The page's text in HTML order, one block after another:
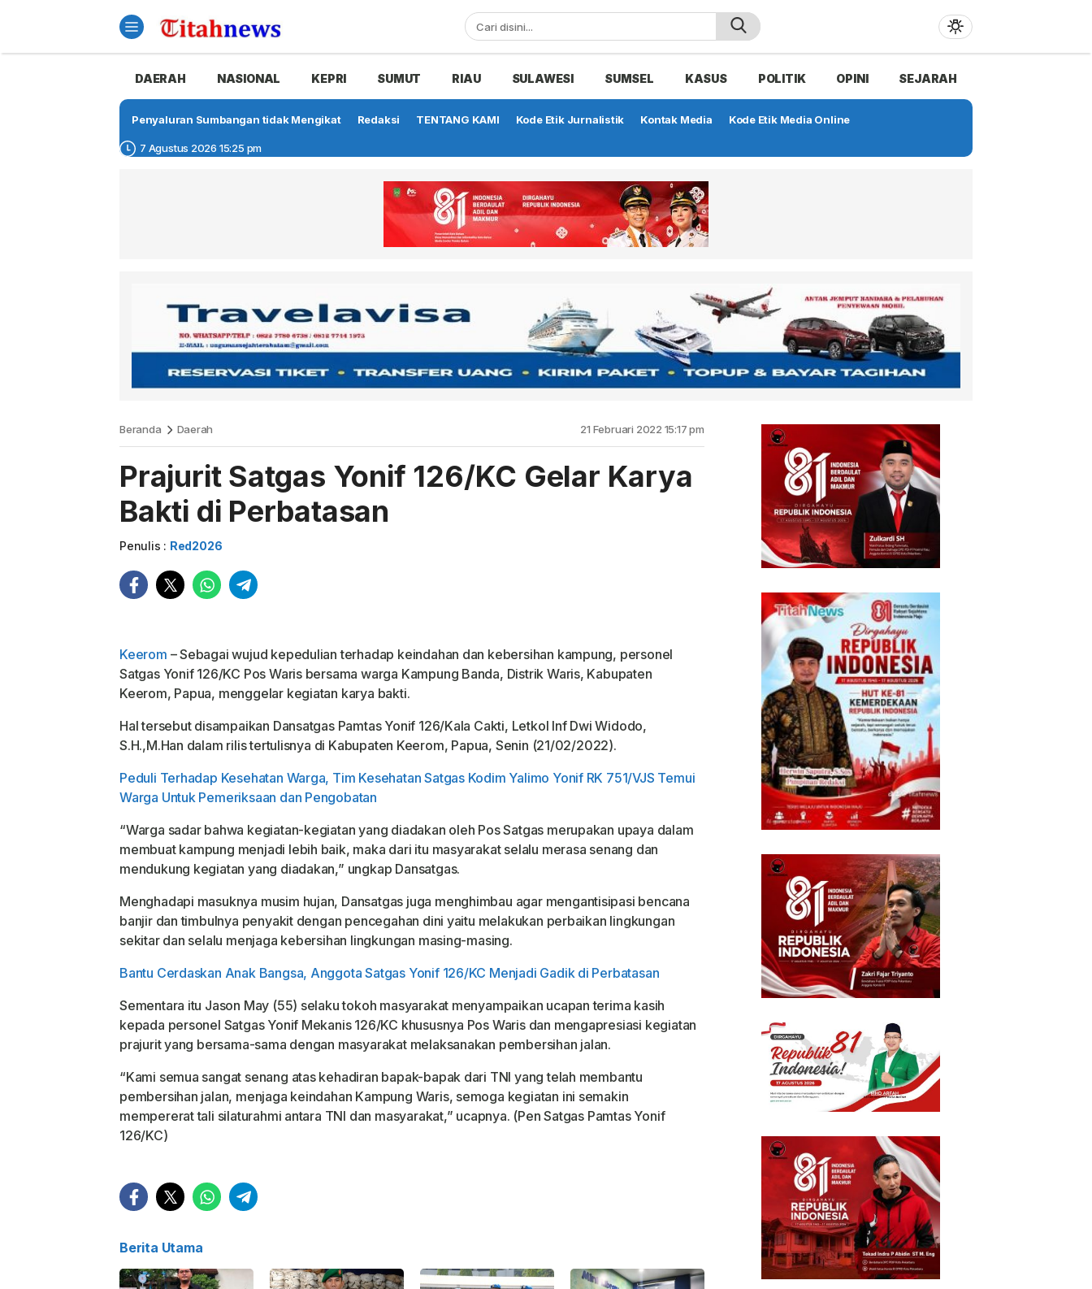
DAERAH NASIONAL KEPRI SUMUT RIAU SULAWESI SUMSEL KASUS POLITIK OPINI SEJARAH
Penyaluran Sumbangan tidak Mengikat Redaksi TENTANG KAMI Kode Etik Jurnalistik Kontak Media Kode Etik Media Online
7 Agustus 2026 15:25 pm
Beranda Daerah 21 Februari 2022 15:17 pm
Prajurit Satgas Yonif 126/KC Gelar Karya
Bakti di Perbatasan
Penulis : Red2026
Keerom – Sebagai wujud kepedulian terhadap keindahan dan kebersihan kampung, personel
Satgas Yonif 126/KC Pos Waris bersama warga Kampung Banda, Distrik Waris, Kabupaten
Keerom, Papua, menggelar kegiatan karya bakti.
Hal tersebut disampaikan Dansatgas Pamtas Yonif 126/Kala Cakti, Letkol Inf Dwi Widodo,
S.H.,M.Han dalam rilis tertulisnya di Kabupaten Keerom, Papua, Senin (21/02/2022).
Peduli Terhadap Kesehatan Warga, Tim Kesehatan Satgas Kodim Yalimo Yonif RK 751/VJS Temui
Warga Untuk Pemeriksaan dan Pengobatan
“Warga sadar bahwa kegiatan-kegiatan yang diadakan oleh Pos Satgas merupakan upaya dalam
membuat kampung menjadi lebih baik, maka dari itu masyarakat selalu merasa senang dan
mendukung kegiatan yang diadakan,” ungkap Dansatgas.
Menghadapi masuknya musim hujan, Dansatgas juga menghimbau agar mengantisipasi bencana
banjir dan timbulnya penyakit dengan pencegahan dini yaitu melakukan perbaikan lingkungan
sekitar dan selalu menjaga kebersihan lingkungan masing-masing.
Bantu Cerdaskan Anak Bangsa, Anggota Satgas Yonif 126/KC Menjadi Gadik di Perbatasan
Sementara itu Jason May (55) selaku tokoh masyarakat menyampaikan ucapan terima kasih
kepada personel Satgas Yonif Mekanis 126/KC khususnya Pos Waris dan mengapresiasi kegiatan
prajurit yang bersama-sama dengan masyarakat melaksanakan pembersihan jalan.
“Kami semua sangat senang atas kehadiran bapak-bapak dari TNI yang telah membantu
pembersihan jalan, menjaga keindahan Kampung Waris, semoga kegiatan ini semakin
mempererat tali silaturahmi antara TNI dan masyarakat,” ucapnya. (Pen Satgas Pamtas Yonif
126/KC)
Berita Utama